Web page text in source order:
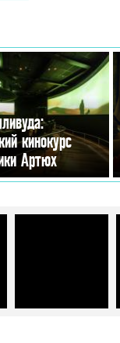
кинокурс
Артюх
ПОЛУНОЧИ»